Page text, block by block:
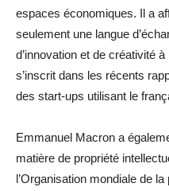
espaces économiques. Il a
seulement une langue
d’innovation et de créativité
s’inscrit dans les récents
des start-ups utilisant le
Emmanuel Macron a
matière de propriété
l’Organisation mondiale de